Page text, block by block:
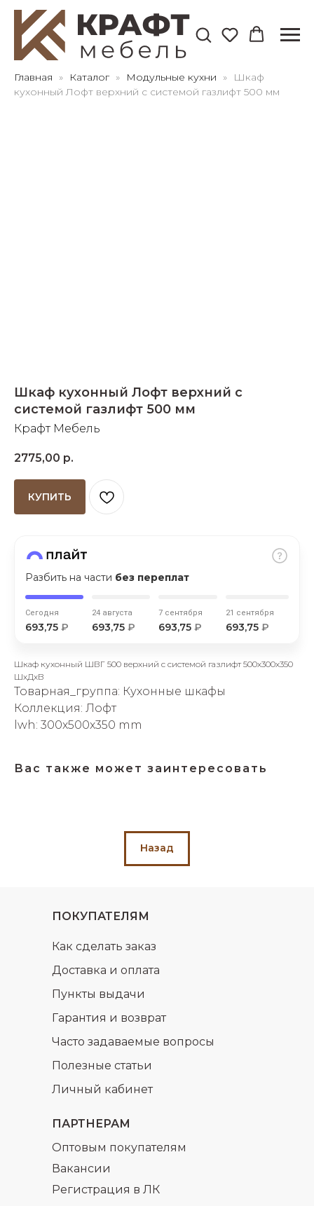
Главная Каталог Модульные кухни
Шкаф
кухонный Лофт верхний с системой газлифт 500 мм
Шкаф кухонный Лофт верхний с
системой газлифт 500 мм
Крафт Мебель
2775,00 р.
КУПИТЬ
Разбить на части без переплат
Сегодня
693,75 ₽
24 августа
693,75 ₽
7 сентября
693,75 ₽
21 сентября
693,75 ₽
Оплачивайте сегодня только
25% картой любого банка
Получайте товар
выбранный способом
по25
Подробнее
недели
раз в 2 недели
Остались вопросы?
8 800 302-02-51
Шкаф кухонный ШВГ 500 верхний с системой газлифт 500х300х350
ШхДхВ
Товарная_группа: Кухонные шкафы
Коллекция: Лофт
lwh: 300x500x350 mm
Вас также может заинтересовать
Назад
ПАРТНЕРАМ
Регистрация в ЛК
Оптовым покупателям
Вакансии
ПОКУПАТЕЛЯМ
Доставка и оплата
Часто задаваемые вопросы
Гарантия и возврат
Полезные статьи
Пункты выдачи
Как сделать заказ
Личный кабинет